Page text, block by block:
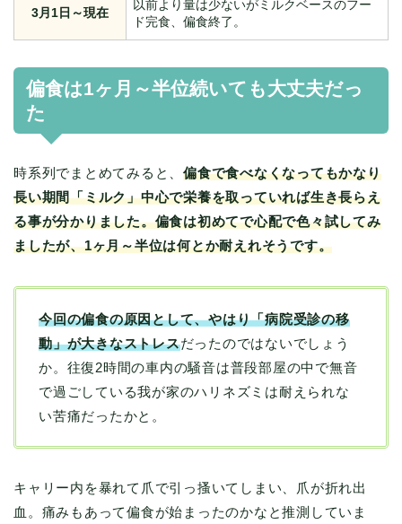
3月1日～現在
以前より量は少ないがミルクベースのフー
ド完食、偏食終了。
偏食は1ヶ月～半位続いても大丈夫だっ
た
時系列でまとめてみると、偏食で食べなくなってもかなり
長い期間「ミルク」中心で栄養を取っていれば生き長らえ
る事が分かりました。偏食は初めてで心配で色々試してみ
ましたが、1ヶ月～半位は何とか耐えれそうです。
今回の偏食の原因として、やはり「病院受診の移
動」が大きなストレスだったのではないでしょう
か。往復2時間の車内の騒音は普段部屋の中で無音
で過ごしている我が家のハリネズミは耐えられな
い苦痛だったかと。
キャリー内を暴れて爪で引っ搔いてしまい、爪が折れ出
血。痛みもあって偏食が始まったのかなと推測していま